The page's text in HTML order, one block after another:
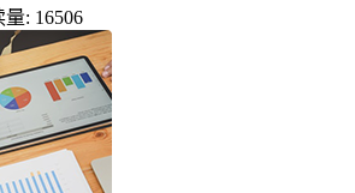
量: 16506